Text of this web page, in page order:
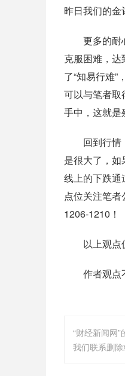
昨日我们的金
更多的耐心
克服困难，
了“知易行难
可以与笔者取
手中，这就是
回到行情，
是很大了，
线上的下跌通
点位关注笔
1206-1210！
以上观点仅
作者观点
“财经新闻网
我们联系删